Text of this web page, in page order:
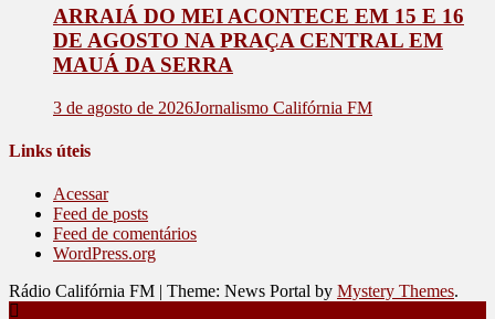
ARRAIÁ DO MEI ACONTECE EM 15 E 16
DE AGOSTO NA PRAÇA CENTRAL EM
MAUÁ DA SERRA
3 de agosto de 2026Jornalismo Califórnia FM
Links úteis
Acessar
Feed de posts
Feed de comentários
WordPress.org
Rádio Califórnia FM | Theme: News Portal by Mystery Themes.